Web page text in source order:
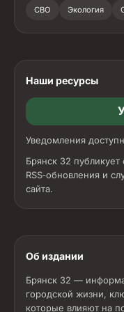
СВО Экология
Наши ресурсы
Уведомления
Брянск 32
RSS‑обновления и
сайта.
Об издании
Брянск 32 —
городской жизни,
которые влияют на